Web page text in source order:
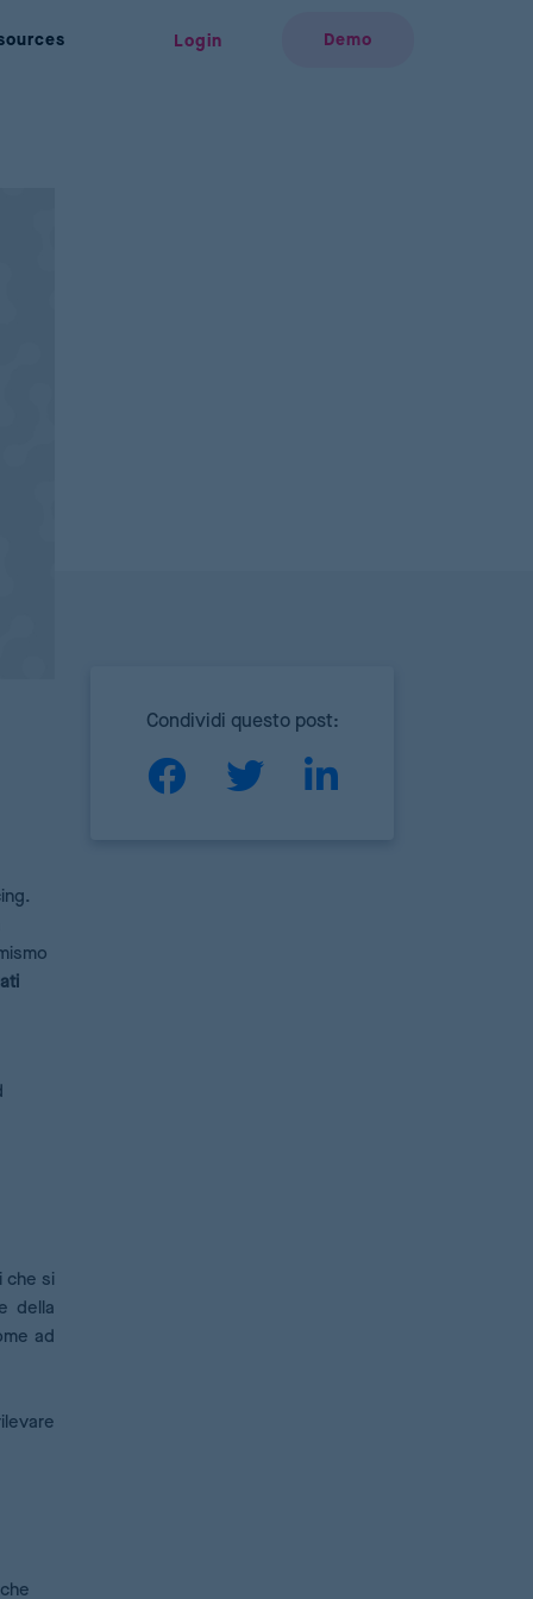
Login Demo
che si
della
ad
Condividi questo post: